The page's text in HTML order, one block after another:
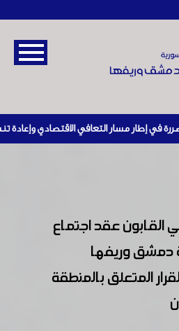
عقد اجتماع
وريفها
المتعلق بالمنطقة